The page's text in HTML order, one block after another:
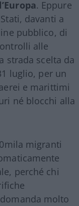
. Eppure
davanti a
pubblico, di
alle
strada scelta da
luglio, per un
e marittimi
né blocchi alla
migranti
perché chi
molto